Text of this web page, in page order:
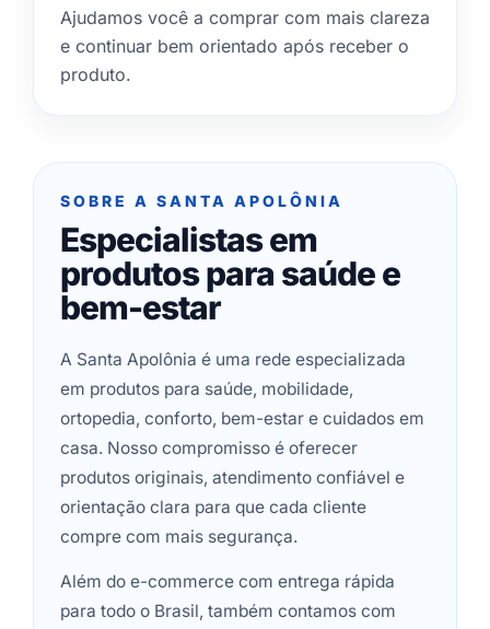
Ajudamos você a comprar com mais clareza
e continuar bem orientado após receber o
produto.
SOBRE A SANTA APOLÔNIA
Especialistas em
produtos para saúde e
bem-estar
A Santa Apolônia é uma rede especializada
em produtos para saúde, mobilidade,
ortopedia, conforto, bem-estar e cuidados em
casa. Nosso compromisso é oferecer
produtos originais, atendimento confiável e
orientação clara para que cada cliente
compre com mais segurança.
Além do e-commerce com entrega rápida
para todo o Brasil, também contamos com